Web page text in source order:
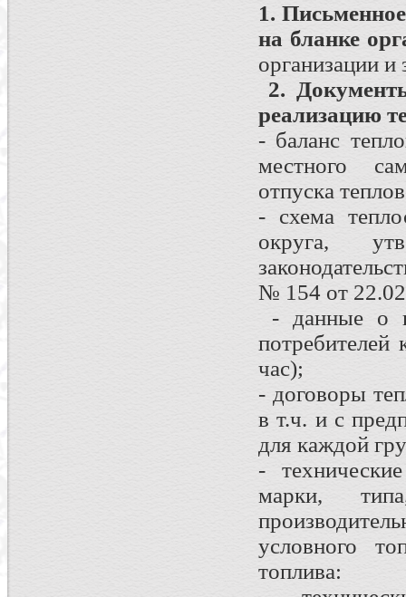
1.
на бланке
организации и
2.
реализацию
- баланс
местного
отпуска
- схема
округа,
№ 154 от
- данные о
потребителей
час);
- договоры
в т.ч. и с
для каждой
-
марки,
условного
топлива: